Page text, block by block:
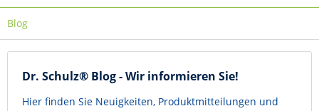
Blog
Dr. Schulz® Blog - Wir informieren Sie!
Hier finden Sie Neuigkeiten, Produktmitteilungen und